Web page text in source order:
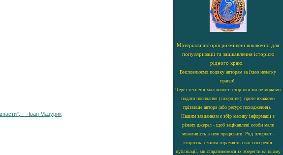
— Іван Мазурик
Матеріали авторів розміщені виключно для
популяризації та зацікавлення історією
рідного краю.
Висловлюємо подяку авторам за їхню нелегку
працю!
Через технічні можливості сторінки ми не можемо
подати посилання (гіперлінк), проте вкажемо
прізвище автора (або ресурс походження).
Нашим завданням є збір масиву інформації з
різних джерел - щоб зацікавлені особи мали
можливість з нею працювати. Ряд інтернет -
сторінок з часом втрачають свої попередні
публікації, ми старатимемося їх зберегти на цьому